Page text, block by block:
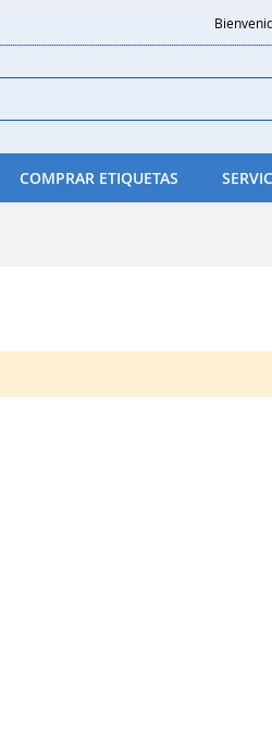
COMPRAR ETIQUETAS